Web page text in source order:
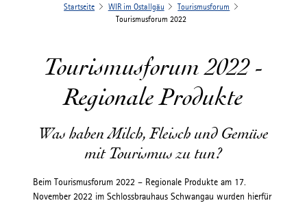
Startseite
WIR im Ostallgäu
Tourismusforum
Tourismusforum 2022
Tourismusforum 2022 -
Regionale Produkte
Was haben Milch, Fleisch und Gemüse
mit Tourismus zu tun?
Beim Tourismusforum 2022 – Regionale Produkte am 17.
November 2022 im Schlossbrauhaus Schwangau wurden hierfür